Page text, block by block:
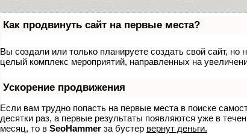
Как продвинуть сайт на первые места?
Вы создали или только планируете создать свой сайт, но
целый комплекс мероприятий, направленных на
Ускорение продвижения
Если вам трудно попасть на первые места в поиске
десятки раз, а первые результаты появляются уже в
месяц, то в SeoHammer за бустер вернут деньги.